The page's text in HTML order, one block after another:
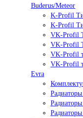
Buderus/Meteor
K-Profil
K-Profil
VK-Profil
VK-Profil
VK-Profil
VK-Profil
Evra